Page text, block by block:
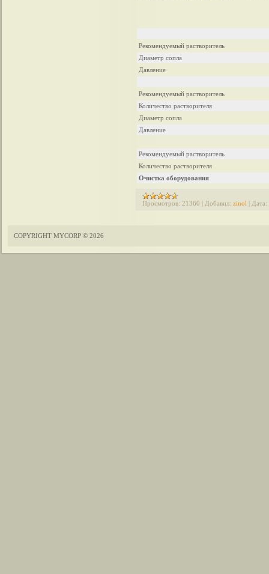
Рекомендуемый растворитель
Диаметр сопла
Давление
Рекомендуемый растворитель
Количество растворителя
Диаметр сопла
Давление
Рекомендуемый растворитель
Количество растворителя
Очистка оборудования
Просмотров: 21360 | Добавил: zinol | Дата:
COPYRIGHT MYCORP © 2026